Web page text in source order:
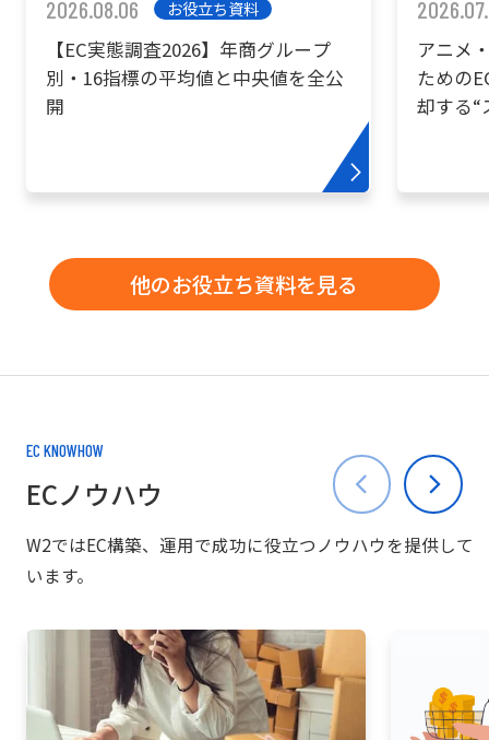
2026.08.06 お役立ち資料
【EC実態調査2026】年商グループ
別・16指標の平均値と中央値を全公
開
アニメ
ための
却する“
他のお役立ち資料を見る
EC KNOWHOW
ECノウハウ
W2ではEC構築、運用で成功に役立つノウハウを提供して
います。